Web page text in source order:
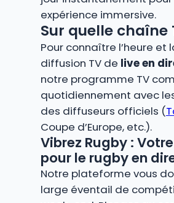
expérience immersive.
Sur quelle chaîne
Pour connaître l’heure et
diffusion TV de live en
notre programme TV
quotidiennement avec
des diffuseurs officiels (
Coupe d’Europe, etc.).
Vibrez Rugby :
pour le rugby en
Notre plateforme vous
large éventail de